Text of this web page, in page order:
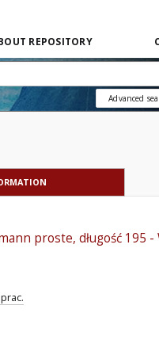
REPOSITORY
Advanced
proste, długość 195